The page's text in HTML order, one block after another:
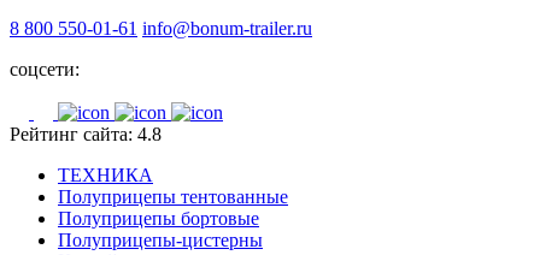
8 800 550-01-61 info@bonum-trailer.ru
соцсети:
Рейтинг сайта: 4.8
ТЕХНИКА
Полуприцепы тентованные
Полуприцепы бортовые
Полуприцепы-цистерны